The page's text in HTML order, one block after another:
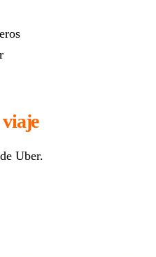
Uber.